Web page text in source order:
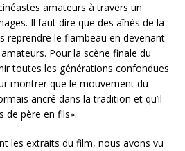
amateurs à travers un
Il faut dire que des aînés de la
reprendre le flambeau en devenant
Pour la scène finale du
toutes les générations confondues
montrer que le mouvement du
ancré dans la tradition et qu’il
de père en fils».
les extraits du film, nous avons vu